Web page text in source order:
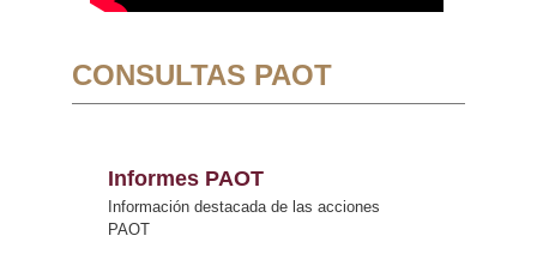
CONSULTAS PAOT
Informes PAOT
Información destacada de las acciones
PAOT